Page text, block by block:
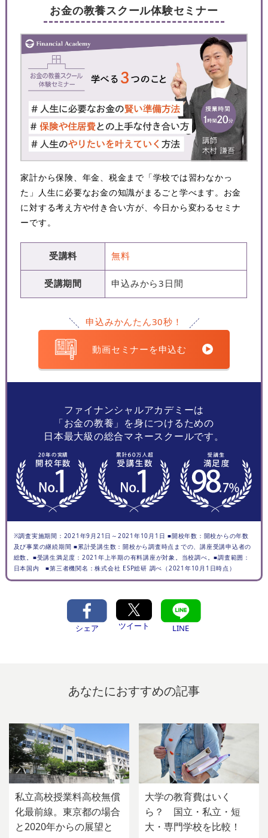
お金の教養スクール体験セミナー
家計から保険、年金、税金まで「学校では習わなかっ
た」人生に必要なお金の知識がまるごと学べます。お金
に対する考え方や付き合い方が、今日から変わるセミナ
ーです。
受講料 無料
受講期間 申込みから3日間
申込みかんたん30秒！
動画セミナーを申込む
ファイナンシャルアカデミーは
「お金の教養」を身につけるための
日本最大級の総合マネースクールです。
※調査実施期間：2021年9月21日～2021年10月1日 ■開校年数：開校からの年数
及び事業の継続期間 ■累計受講生数：開校から調査時点までの、講座受講申込者の
総数。■受講生満足度：2021年上半期の有料講座が対象。当校調べ。■調査範囲：
日本国内 ■第三者機関名：株式会社 ESP総研 調べ（2021年10月1日時点）
シェア ツイート LINE
あなたにおすすめの記事
私立高校授業料高校無償
化最前線。東京都の場合
と2020年からの展望と
大学の教育費はいく
ら？ 国立・私立・短
大・専門学校を比較！